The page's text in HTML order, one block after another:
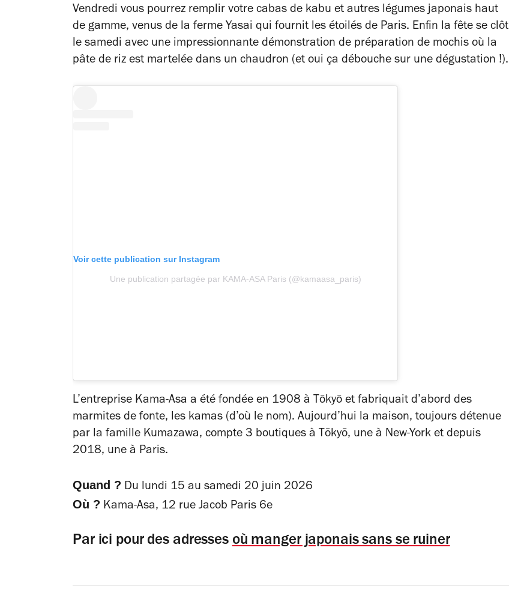
Vendredi vous pourrez remplir votre cabas de kabu et autres légumes japonais haut
de gamme, venus de la ferme Yasai qui fournit les étoilés de Paris. Enfin la fête se clôt
le samedi avec une impressionnante démonstration de préparation de mochis où la
pâte de riz est martelée dans un chaudron (et oui ça débouche sur une dégustation !).
Voir cette publication sur Instagram
Une publication partagée par KAMA-ASA Paris (@kamaasa_paris)
L’entreprise Kama-Asa a été fondée en 1908 à Tōkyō et fabriquait d’abord des
marmites de fonte, les kamas (d’où le nom). Aujourd’hui la maison, toujours détenue
par la famille Kumazawa, compte 3 boutiques à Tōkyō, une à New-York et depuis
2018, une à Paris.
Quand ? Du lundi 15 au samedi 20 juin 2026
Où ? Kama-Asa, 12 rue Jacob Paris 6e
Par ici pour des adresses où manger japonais sans se ruiner